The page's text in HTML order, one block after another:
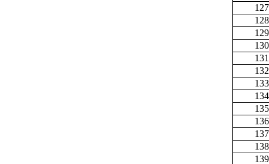
127
128
129
130
131
132
133
134
135
136
137
138
139